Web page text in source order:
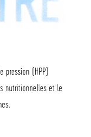
pression (HPP)
nutritionnelles et le